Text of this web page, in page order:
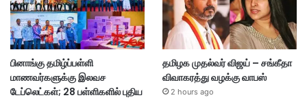
பினாங்கு தமிழ்ப்பள்ளி
மாணவர்களுக்கு இலவச
டேப்லெட்கள்; 28 பள்ளிகளில் புதிய
தமிழக முதல்வர் விஜய் – சங்கீதா
விவாகரத்து வழக்கு வாபஸ்
2 hours ago